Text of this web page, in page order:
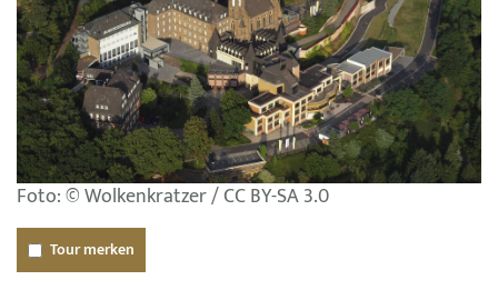
Foto: © Wolkenkratzer / CC BY-SA 3.0
Tour merken